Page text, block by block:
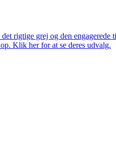
rigtige grej og den
Klik her for at se deres udvalg.